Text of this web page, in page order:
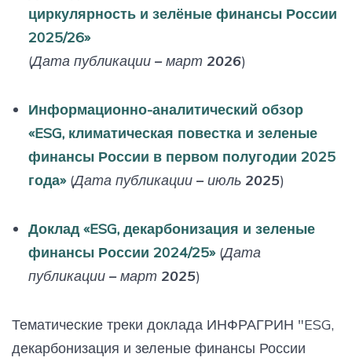
циркулярность и зелёные финансы России
2025/26»
(Дата публикации – март 2026)
Информационно-аналитический обзор
«ESG, климатическая повестка и зеленые
финансы России в первом полугодии 2025
года»(Дата публикации – июль 2025)
Доклад «ESG, декарбонизация и зеленые
финансы России 2024/25»(Дата
публикации – март 2025)
Тематические треки доклада ИНФРАГРИН "ESG,
декарбонизация и зеленые финансы России